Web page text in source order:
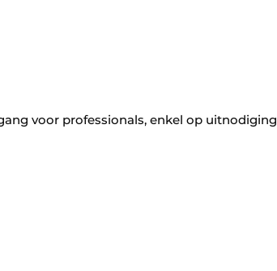
voor professionals, enkel op uitnodiging